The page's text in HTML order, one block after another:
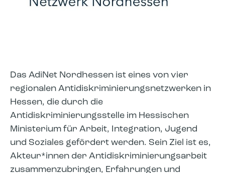
Das AdiNet Nordhessen ist eines von vier
regionalen Antidiskriminierungsnetzwerken in
Hessen, die durch die
Antidiskriminierungsstelle im Hessischen
Ministerium für Arbeit, Integration, Jugend
und Soziales gefördert werden. Sein Ziel ist es,
Akteur*innen der Antidiskriminierungsarbeit
zusammenzubringen, Erfahrungen und